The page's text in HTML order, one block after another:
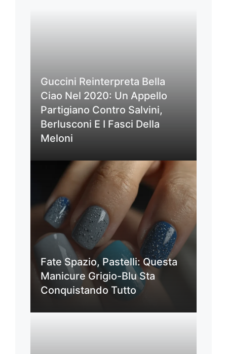
Guccini Reinterpreta Bella
Ciao Nel 2020: Un Appello
Partigiano Contro Salvini,
Berlusconi E I Fasci Della
Meloni
Fate Spazio, Pastelli: Questa
Manicure Grigio-Blu Sta
Conquistando Tutto